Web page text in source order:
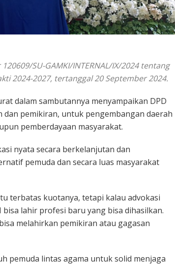
SU-GAMKI/INTERNAL/IX/2024 tentang
2024-2027, tertanggal 20 September 2024.
dalam sambutannya menyampaikan DPD
pemikiran, untuk pengembangan daerah
pemberdayaan masyarakat.
nyata secara berkelanjutan dan
pemuda dan secara luas masyarakat
terbatas kuotanya, tetapi kalau advokasi
lahir profesi baru yang bisa dihasilkan.
melahirkan pemikiran atau gagasan
pemuda lintas agama untuk solid menjaga